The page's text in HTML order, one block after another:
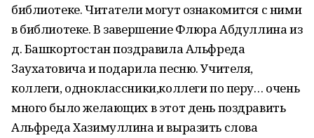
библиотеке. Читатели могут ознакомится с ними
в библиотеке. В завершение Флюра Абдуллина из
д. Башкортостан поздравила Альфреда
Заухатовича и подарила песню. Учителя,
коллеги, одноклассники,коллеги по перу… очень
много было желающих в этот день поздравить
Альфреда Хазимуллина и выразить слова